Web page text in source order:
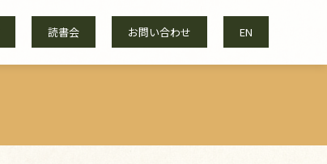
読書会 お問い合わせ EN